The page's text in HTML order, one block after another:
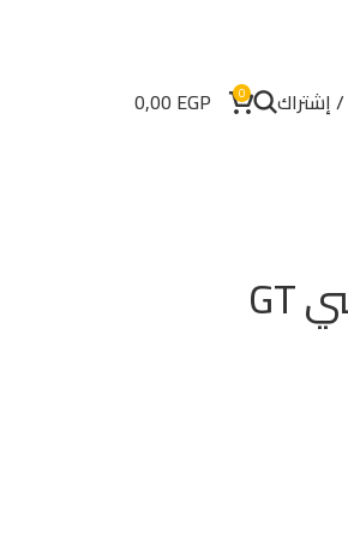
إشتراك 0
0,00 EGP
إطار سيارة جي تي راديال اندونيسي GT